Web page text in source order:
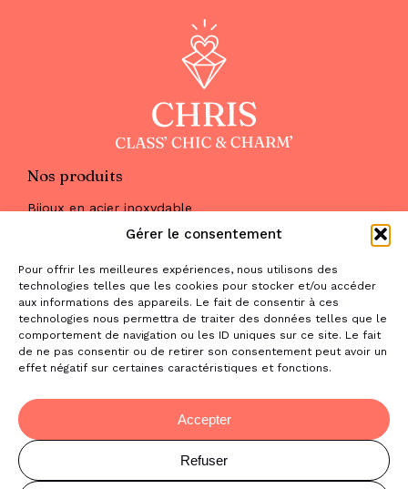
Gérer le consentement
Pour offrir les meilleures expériences, nous utilisons des
technologies telles que les cookies pour stocker et/ou accéder
aux informations des appareils. Le fait de consentir à ces
technologies nous permettra de traiter des données telles que le
comportement de navigation ou les ID uniques sur ce site. Le fait
de ne pas consentir ou de retirer son consentement peut avoir un
effet négatif sur certaines caractéristiques et fonctions.
Accepter
Refuser
Nos produits
Bijoux en acier inoxydable
Maquillage
Parfums
Nous trouver
& nous contacter
2 place de la Liberté
31470 Saint-Lys
06 52 05 69 65
© Copyright Chris Class' Chic & Charm'